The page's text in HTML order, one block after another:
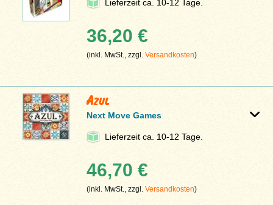
Lieferzeit ca. 10-12 Tage.
36,20 €
(inkl. MwSt., zzgl.Versandkosten)
Azul
Next Move Games
Lieferzeit ca. 10-12 Tage.
46,70 €
(inkl. MwSt., zzgl.Versandkosten)